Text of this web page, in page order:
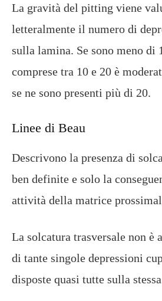
La gravità del pitting viene
letteralmente il numero di
sulla lamina. Se sono meno di
comprese tra 10 e 20 è
se ne sono presenti più di 20.
Linee di Beau
Descrivono la presenza di
ben definite e solo la
attività della matrice
La solcatura trasversale non è
di tante singole depressioni
disposte quasi tutte sulla